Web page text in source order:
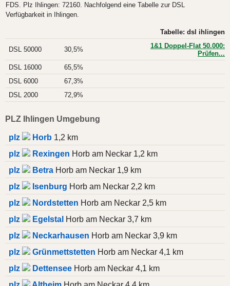
FDS. Plz Ihlingen: 72160. Nachfolgend eine Tabelle zur DSL
Verfügbarkeit in Ihlingen.
Tabelle: dsl ihlingen
DSL 50000 30,5%
1&1 Doppel-Flat 50.000:
Prüfen...
DSL 16000
65,5%
DSL 6000
67,3%
DSL 2000
72,9%
PLZ Ihlingen Umgebung
plz Horb 1,2 km
plz
Rexingen Horb am Neckar 1,2 km
plz
Betra Horb am Neckar 1,9 km
plz
Isenburg Horb am Neckar 2,2 km
plz
Nordstetten Horb am Neckar 2,5 km
plz
Egelstal Horb am Neckar 3,7 km
plz
Neckarhausen Horb am Neckar 3,9 km
plz
Grünmettstetten Horb am Neckar 4,1 km
plz
Dettensee Horb am Neckar 4,1 km